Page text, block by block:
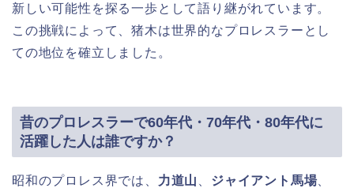
新しい可能性を探る一歩として語り継がれています。
この挑戦によって、猪木は世界的なプロレスラーとし
ての地位を確立しました。
昔のプロレスラーで60年代・70年代・80年代に
活躍した人は誰ですか？
昭和のプロレス界では、 力道山 ジャイアント馬場、